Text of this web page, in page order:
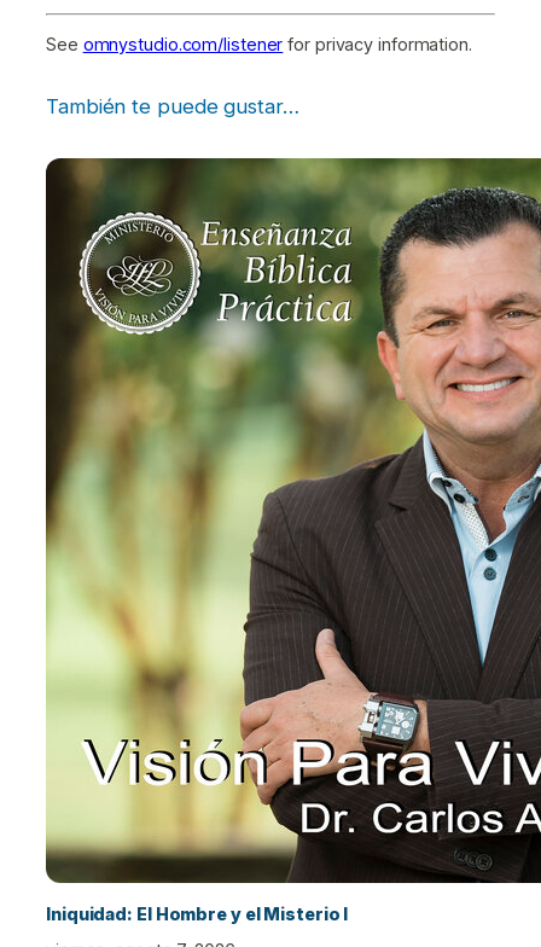
See omnystudio.com/listener for privacy information.
También te puede gustar…
Iniquidad: El Hombre y el Misterio I